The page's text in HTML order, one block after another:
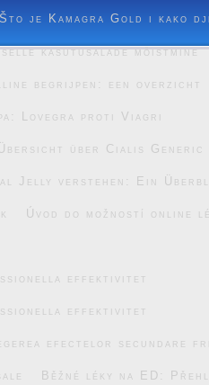
Što je Kamagra Gold i kako
kasutusalade mõistmine
begrijpen: een overzicht
Lovegra proti Viagri
über Cialis Generic
Jelly verstehen: Ein
Úvod do možností online
effektivitet
effektivitet
efectelor secundare
Běžné léky na ED: